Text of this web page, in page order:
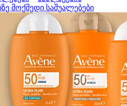
მოქმედი საშუალებები